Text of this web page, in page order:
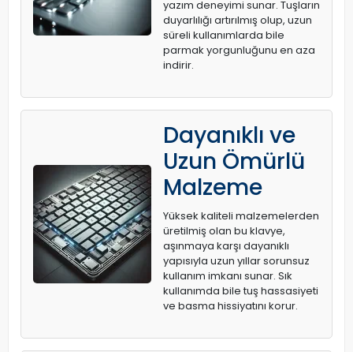
yazım deneyimi sunar. Tuşların
duyarlılığı artırılmış olup, uzun
süreli kullanımlarda bile
parmak yorgunluğunu en aza
indirir.
Dayanıklı ve
Uzun Ömürlü
Malzeme
Yüksek kaliteli malzemelerden
üretilmiş olan bu klavye,
aşınmaya karşı dayanıklı
yapısıyla uzun yıllar sorunsuz
kullanım imkanı sunar. Sık
kullanımda bile tuş hassasiyeti
ve basma hissiyatını korur.